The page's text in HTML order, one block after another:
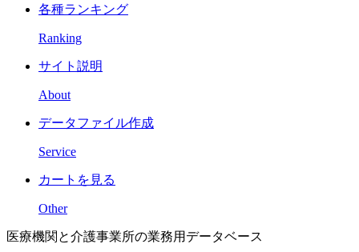
各種ランキング
Ranking
サイト説明
About
データファイル作成
Service
カートを見る
Other
医療機関と介護事業所の業務用データベース